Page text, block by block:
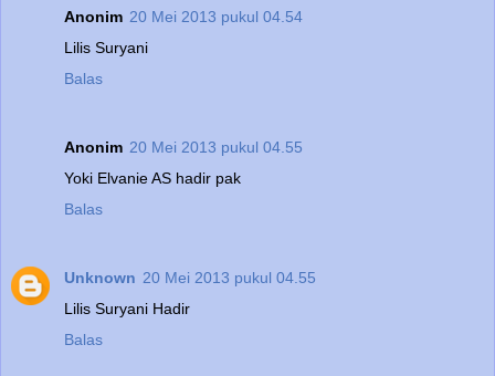
Anonim 20 Mei 2013 pukul 04.54
Lilis Suryani
Balas
Anonim 20 Mei 2013 pukul 04.55
Yoki Elvanie AS hadir pak
Balas
Unknown 20 Mei 2013 pukul 04.55
Lilis Suryani Hadir
Balas